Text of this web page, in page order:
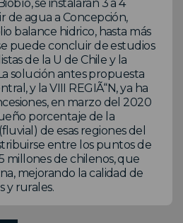
se instalarán 3 a 4
de agua a Concepción,
balance hidrico, hasta más
puede concluir de estudios
de la U de Chile y la
solución antes propuesta
y la VIII REGIÃ“N, ya ha
en marzo del 2020
porcentaje de la
de esas regiones del
entre los puntos de
millones de chilenos, que
mejorando la calidad de
y rurales.